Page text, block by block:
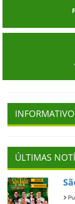
ÚLTIMAS